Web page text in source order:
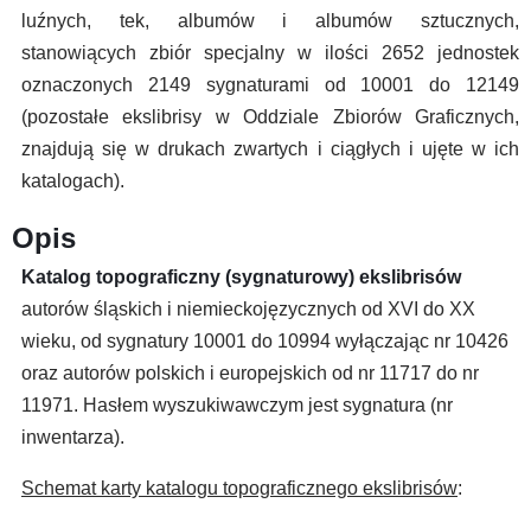
luźnych, tek, albumów i albumów sztucznych,
stanowiących zbiór specjalny w ilości 2652 jednostek
oznaczonych 2149 sygnaturami od 10001 do 12149
(pozostałe ekslibrisy w Oddziale Zbiorów Graficznych,
znajdują się w drukach zwartych i ciągłych i ujęte w ich
katalogach).
Opis
Katalog topograficzny (sygnaturowy) ekslibrisów
autorów śląskich i niemieckojęzycznych od XVI do XX
wieku, od sygnatury 10001 do 10994 wyłączając nr 10426
oraz autorów polskich i europejskich od nr 11717 do nr
11971. Hasłem wyszukiwawczym jest sygnatura (nr
inwentarza).
Schemat karty katalogu topograficznego ekslibrisów: